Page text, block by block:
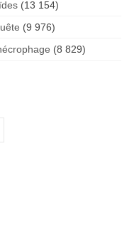
(13 154)
(9 976)
(8 829)